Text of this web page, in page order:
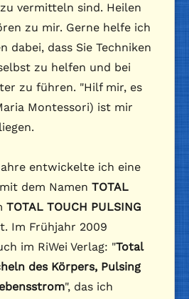
vermitteln sind. Heilen
zu mir. Gerne helfe ich
dabei, dass Sie Techniken
zu helfen und bei
zu führen. "Hilf mir, es
Montessori) ist mir
entwickelte ich eine
dem Namen TOTAL
TOTAL TOUCH PULSING
Im Frühjahr 2009
im RiWei Verlag: "Total
des Körpers, Pulsing
", das ich